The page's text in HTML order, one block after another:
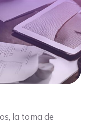
la toma de